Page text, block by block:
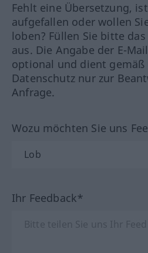
Fehlt eine Übersetzung,
aufgefallen oder wollen
loben? Füllen Sie bitte
aus. Die Angabe der E-
optional und dient gemäß
Datenschutz nur zur
Anfrage.
Wozu möchten Sie uns
Ihr Feedback*